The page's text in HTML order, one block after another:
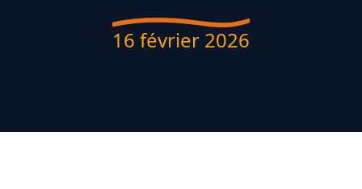
16 février 2026